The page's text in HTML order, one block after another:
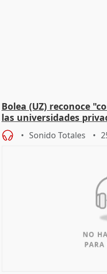
Bolea (UZ) reconoce
las universidades
Sonido Totales